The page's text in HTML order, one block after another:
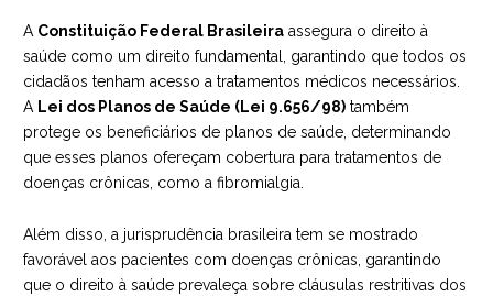
A Constituição Federal Brasileira assegura o direito à
saúde como um direito fundamental, garantindo que todos os
cidadãos tenham acesso a tratamentos médicos necessários.
A Lei dos Planos de Saúde (Lei 9.656/98) também
protege os beneficiários de planos de saúde, determinando
que esses planos ofereçam cobertura para tratamentos de
doenças crônicas, como a fibromialgia.
Além disso, a jurisprudência brasileira tem se mostrado
favorável aos pacientes com doenças crônicas, garantindo
que o direito à saúde prevaleça sobre cláusulas restritivas dos